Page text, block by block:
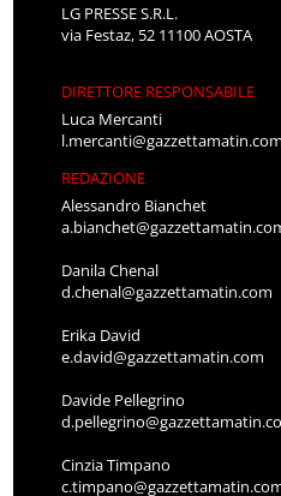
LG PRESSE S.R.L.
via Festaz, 52 11100 AOSTA
DIRETTORE RESPONSABILE
Luca Mercanti
l.mercanti@gazzettamatin.com
REDAZIONE
Alessandro Bianchet
Danila Chenal
d.chenal@gazzettamatin.com
Erika David
e.david@gazzettamatin.com
Davide Pellegrino
Cinzia Timpano